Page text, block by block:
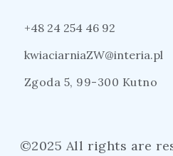
+48 24 254 46 92
kwiaciarniaZW@interia.pl
Zgoda 5, 99-300 Kutno
©2025 All rights are